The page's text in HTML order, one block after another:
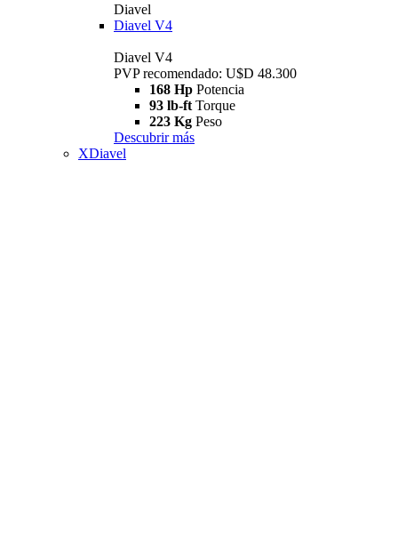
Diavel
Diavel V4
Diavel V4
PVP recomendado: U$D 48.300
168 Hp Potencia
93 lb-ft Torque
223 Kg Peso
Descubrir más
XDiavel